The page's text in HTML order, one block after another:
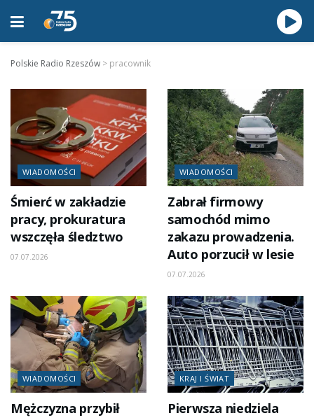
Polskie Radio Rzeszów > pracownik
WIADOMOŚCI
Śmierć w zakładzie
pracy, prokuratura
wszczęła śledztwo
07.07.2026
WIADOMOŚCI
Zabrał firmowy
samochód mimo
zakazu prowadzenia.
Auto porzucił w lesie
07.07.2026
WIADOMOŚCI
Mężczyzna przybił
KRAJ I ŚWIAT
Pierwsza niedziela